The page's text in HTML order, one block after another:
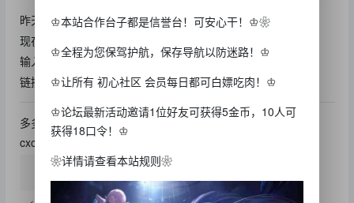
昨天有人发过送的58，今天改了
现在改版了 绑定手机号去兑换
输入 jinmayule 直接领取38彩金秒到
链接：jinma4.cc
多多分享初心社区
cxcx0.cc
♔本站合作台子都是信誉台！可安心干！♔❀
♔全程为您保驾护航，保存导航以防迷路！♔
♔让所有 初心社区 会员每日都可白嫖吃肉！♔
♔论坛最新活动邀请1位好友可获得5金币，10人可
获得18口令！♔
❀详情请查看本站规则❀